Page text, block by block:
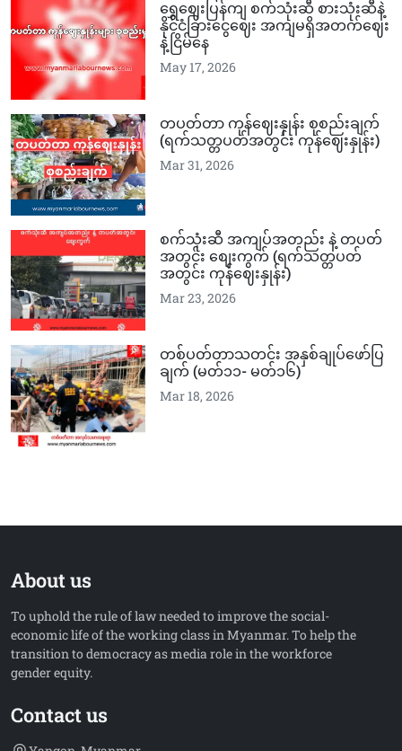
ရွှေဈေးပြန်ကျ စက်သုံးဆီ စားသုံးဆီနဲ့
နိုင်ငံခြားငွေဈေး အကျမရှိအတက်ဈေး
နဲ့ငြိမ်နေ
May 17, 2026
တပတ်တာ ကုန်ဈေးနှုန်း စုစည်းချက်
(ရက်သတ္တပတ်အတွင်း ကုန်ဈေးနှုန်း)
Mar 31, 2026
စက်သုံးဆီ အကျပ်အတည်း နဲ့ တပတ်
အတွင်း စျေးကွက် (ရက်သတ္တပတ်
အတွင်း ကုန်ဈေးနှုန်း)
Mar 23, 2026
တစ်ပတ်တာသတင်း အနှစ်ချုပ်ဖော်ပြ
ချက် (မတ်၁၁-‌‌ မတ်၁၆)
Mar 18, 2026
About us
To uphold the rule of law needed to improve the social-
economic life of the working class in Myanmar. To help the
transition to democracy as media role in the workforce
gender equity.
Contact us